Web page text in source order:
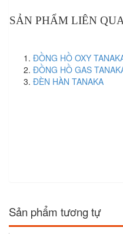
SẢN PHẨM LIÊN
ĐỒNG HỒ OXY
ĐỒNG HỒ GAS
ĐÈN HÀN TANAKA
Sản phẩm tương tự